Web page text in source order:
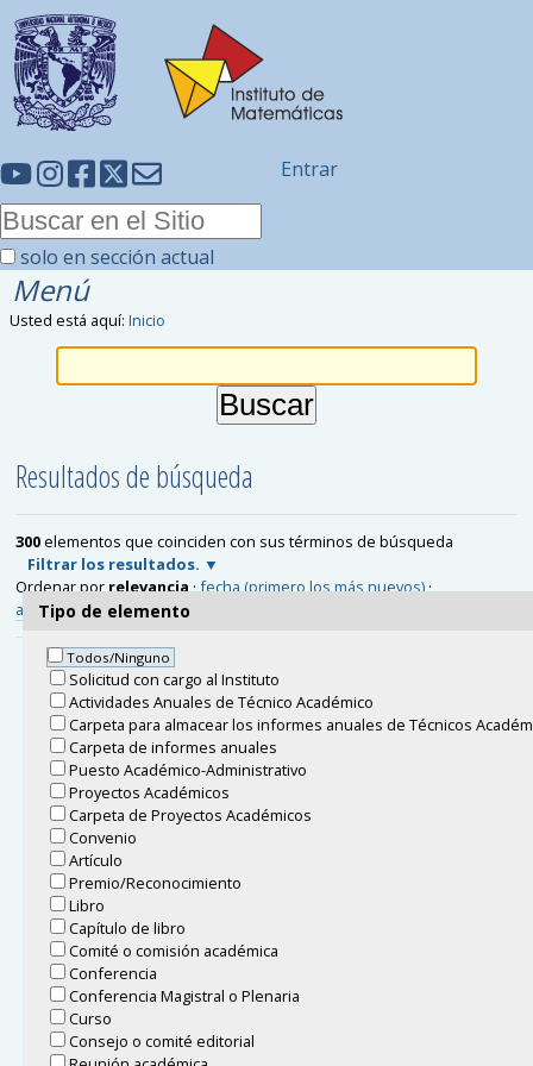
solo en sección actual
Entrar
Menú
Usted está aquí: Inicio
Resultados de búsqueda
300elementos que coinciden con sus términos de búsqueda
Filtrar los resultados.
Tipo de elemento
Todos/Ninguno
Solicitud con cargo al Instituto
Actividades Anuales de Técnico Académico
Carpeta para almacear los informes anuales de Técnicos
Carpeta de informes anuales
Puesto Académico-Administrativo
Proyectos Académicos
Carpeta de Proyectos Académicos
Convenio
Artículo
Premio/Reconocimiento
Libro
Capítulo de libro
Comité o comisión académica
Conferencia
Conferencia Magistral o Plenaria
Curso
Consejo o comité editorial
Ordenar porrelevancia·fecha (primero los más nuevos)·
alfabéticamente
Juan Carlos Pardo Millán, invitado de Gerónimo Uribe, del 29
de junio al 10 de julio de 2026
Ubicado enAcerca del IM /Ingresos y visitantes
Víctor Manuel Rivero Mercado, invitado de Gerónimo Uribe,
del 28 de junio al 10 de julio de 2026
Ubicado en Acerca del IM
Kilian Raschel, invitado de Gerónimo Uribe, del 27 de junio
al 10 de julio de 2026
Ubicado en
Acerca del IM
Kilian Raschel, invitado de Gerónimo Uribe, del 27 de junio
al 10 de julio de 2026
Ubicado enAcerca del IM/Ingresos y visitantes
Laura Angélica Cano Cordero, invitada de Ángel Cano, del 4
al 24 de diciembre de 2025
Ubicado en Acerca del IM /Ingresos y visitantes
10 elementos siguientes »